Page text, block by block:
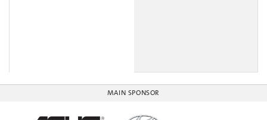
MAIN SPONSOR